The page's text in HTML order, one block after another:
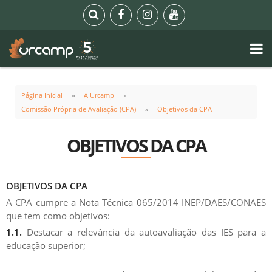
Página Inicial
A Urcamp
Comissão Própria de Avaliação (CPA)
Objetivos da CPA
OBJETIVOS DA CPA
OBJETIVOS DA CPA
A CPA cumpre a Nota Técnica 065/2014 INEP/DAES/CONAES
que tem como objetivos:
1.1. Destacar a relevância da autoavaliação das IES para a
educação superior;